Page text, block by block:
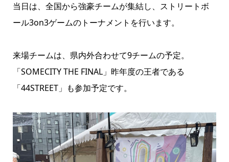
当日は、全国から強豪チームが集結し、ストリートボ
ール3on3ゲームのトーナメントを行います。
来場チームは、県内外合わせて9チームの予定。
「SOMECITY THE FINAL」昨年度の王者である
「44STREET」も参加予定です。